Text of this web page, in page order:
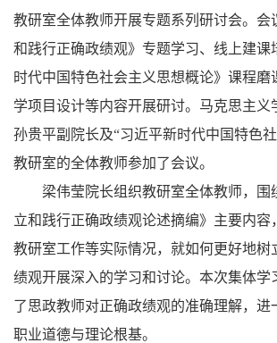
教研室全体教师开展专题系列研讨会。会
和践行正确政绩观》专题学习、线上建课
时代中国特色社会主义思想概论》课程磨
学项目设计等内容开展研讨。马克思主义
孙贵平副院长及“习近平新时代中国特色
教研室的全体教师参加了会议。
梁伟莹院长组织教研室全体教师，围
立和践行正确政绩观论述摘编》主要内容
教研室工作等实际情况，就如何更好地树
绩观开展深入的学习和讨论。本次集体学
了思政教师对正确政绩观的准确理解，进
职业道德与理论根基。